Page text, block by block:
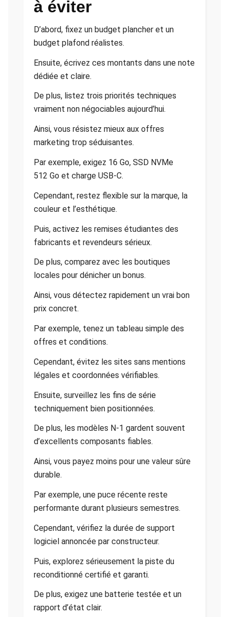
à éviter
D’abord, fixez un budget plancher et un
budget plafond réalistes.
Ensuite, écrivez ces montants dans une note
dédiée et claire.
De plus, listez trois priorités techniques
vraiment non négociables aujourd’hui.
Ainsi, vous résistez mieux aux offres
marketing trop séduisantes.
Par exemple, exigez 16 Go, SSD NVMe
512 Go et charge USB-C.
Cependant, restez flexible sur la marque, la
couleur et l’esthétique.
Puis, activez les remises étudiantes des
fabricants et revendeurs sérieux.
De plus, comparez avec les boutiques
locales pour dénicher un bonus.
Ainsi, vous détectez rapidement un vrai bon
prix concret.
Par exemple, tenez un tableau simple des
offres et conditions.
Cependant, évitez les sites sans mentions
légales et coordonnées vérifiables.
Ensuite, surveillez les fins de série
techniquement bien positionnées.
De plus, les modèles N-1 gardent souvent
d’excellents composants fiables.
Ainsi, vous payez moins pour une valeur sûre
durable.
Par exemple, une puce récente reste
performante durant plusieurs semestres.
Cependant, vérifiez la durée de support
logiciel annoncée par constructeur.
Puis, explorez sérieusement la piste du
reconditionné certifié et garanti.
De plus, exigez une batterie testée et un
rapport d’état clair.